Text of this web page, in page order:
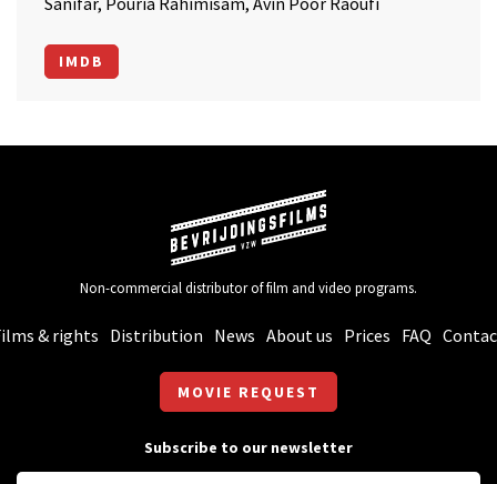
IMDB
Non-commercial distributor of film and video programs.
& rights Distribution News About us Prices FAQ
MOVIE REQUEST
Subscribe to our newsletter